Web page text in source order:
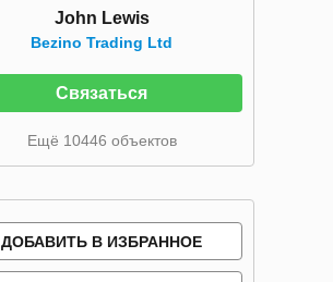
John Lewis
Bezino Trading Ltd
Связаться
Ещё 10446 объектов
ДОБАВИТЬ В ИЗБРАННОЕ